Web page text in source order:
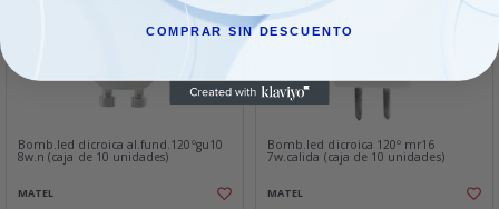
Bomb.led dicroica al.fund.120ºgu10
8w.n (caja de 10 unidades)
MATEL
Bomb.led dicroica 120º mr16
7w.calida (caja de 10 unidades)
MATEL
COMPRAR SIN DESCUENTO